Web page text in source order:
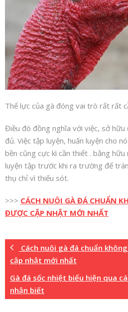
Thể lực của gà đóng vai trò rất rất
Điều đó đồng nghĩa với việc, sở hữu
đủ. Việc tập luyện, huấn luyện cho
bền cũng cực kì cần thiết . bằng
luyện tập trước khi ra trường để
thụ chỉ vì thiếu sót.
>>> CÁCH NUÔI GÀ ĐÁ CHUẨN
ĐƯỢC CẬP NHẬT MỚI NHẤT
Cách nuôi gà đá chuẩn
cập nhật mới nhất
Gà đá sốc nhiệt biểu hiện qua
nhận biết